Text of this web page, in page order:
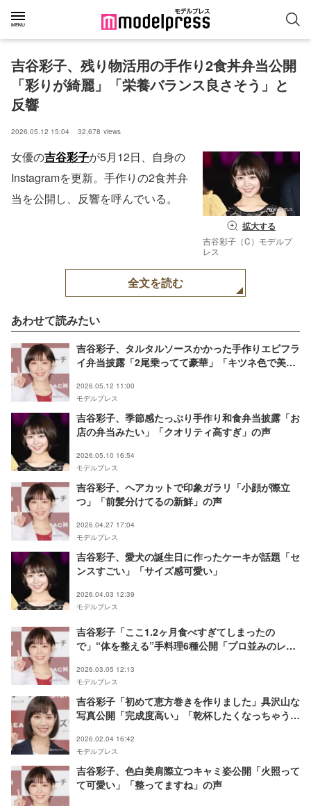
吉谷彩子、残り物活用の手作り2食丼弁当公開
「彩りが綺麗」「栄養バランス良さそう」と
反響
2026.05.12 15:04 32,678 views
拡大する
吉谷彩子（C）モデルプ
レス
女優の吉谷彩子が5月12日、自身の
Instagramを更新。手作りの2食丼弁
当を公開し、反響を呼んでいる。
全文を読む
あわせて読みたい
吉谷彩子、タルタルソースかかった手作りエビフラ
イ弁当披露「2尾乗ってて豪華」「キツネ色で美味
2026.05.12 11:00
モデルプレス
吉谷彩子、季節感たっぷり手作り和食弁当披露「お
店の弁当みたい」「クオリティ高すぎ」の声
2026.05.10 16:54
モデルプレス
吉谷彩子、ヘアカットで印象ガラリ「小顔が際立
つ」「前髪分けてるの新鮮」の声
2026.04.27 17:04
モデルプレス
吉谷彩子、愛犬の誕生日に作ったケーキが話題「セ
ンスすごい」「サイズ感可愛い」
2026.04.03 12:39
モデルプレス
吉谷彩子「ここ1.2ヶ月食べすぎてしまったの
で」“体を整える”手料理6種公開「プロ並みのレシ
2026.03.05 12:13
モデルプレス
吉谷彩子「初めて恵方巻きを作りました」具沢山な
写真公開「完成度高い」「乾杯したくなっちゃう」
2026.02.04 16:42
モデルプレス
吉谷彩子、色白美肩際立つキャミ姿公開「火照って
て可愛い」「整ってますね」の声